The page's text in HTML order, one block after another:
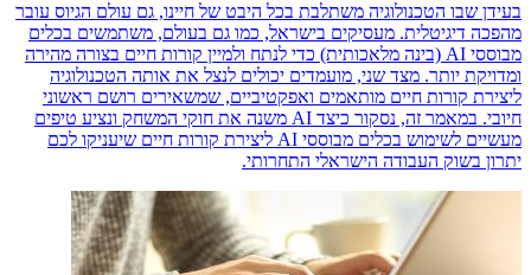
בעידן שבו הטכנולוגיה משתלבת בכל היבט של חיינו, גם עולם הגיוס עובר
מהפכה דיגיטלית. מעסיקים בישראל, כמו גם בעולם, משתמשים בכלים
מבוססי AI (בינה מלאכותית) כדי לנתח ולמיין קורות חיים בצורה מהירה
ומדויקת יותר. מצד שני, מועמדים יכולים לנצל את אותה הטכנולוגיה
ליצירת קורות חיים מותאמים ואפקטיביים, שמשאירים רושם ראשוני
חיובי. במאמר זה, נסקור כיצד AI משנה את חוקי המשחק ונציע טיפים
מעשיים לשימוש בכלים מבוססי AI ליצירת קורות חיים שיעניקו לכם
יתרון בשוק העבודה הישראלי התחרותי.